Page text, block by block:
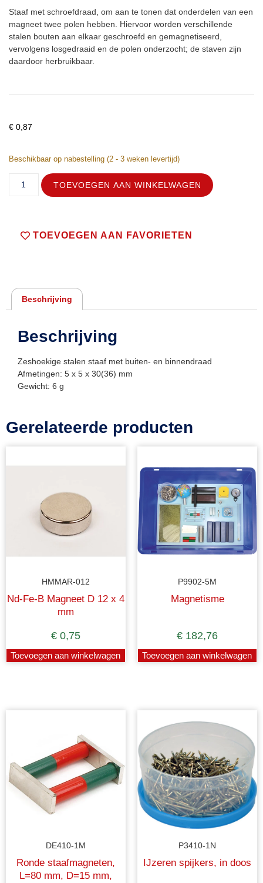
Staaf met schroefdraad, om aan te tonen dat onderdelen van een
magneet twee polen hebben. Hiervoor worden verschillende
stalen bouten aan elkaar geschroefd en gemagnetiseerd,
vervolgens losgedraaid en de polen onderzocht; de staven zijn
daardoor herbruikbaar.
€ 0,87
Beschikbaar op nabestelling (2 - 3 weken levertijd)
TOEVOEGEN AAN WINKELWAGEN
TOEVOEGEN AAN FAVORIETEN
Beschrijving
Beschrijving
Zeshoekige stalen staaf met buiten- en binnendraad
Afmetingen: 5 x 5 x 30(36) mm
Gewicht: 6 g
Gerelateerde producten
HMMAR-012
Nd-Fe-B Magneet D 12 x 4
mm
€ 0,75
Toevoegen aan winkelwagen
P9902-5M
Magnetisme
€ 182,76
Toevoegen aan winkelwagen
DE410-1M
Ronde staafmagneten,
L=80 mm, D=15 mm,
P3410-1N
IJzeren spijkers, in doos